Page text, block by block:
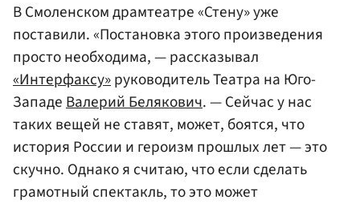
В Смоленском драмтеатре «Стену» уже
поставили. «Постановка этого произведения
просто необходима, — рассказывал
«Интерфаксу»руководитель Театра на Юго-
ЗападеВалерий Белякович. — Сейчас у нас
таких вещей не ставят, может, боятся, что
история России и героизм прошлых лет — это
скучно. Однако я считаю, что если сделать
грамотный спектакль, то это может